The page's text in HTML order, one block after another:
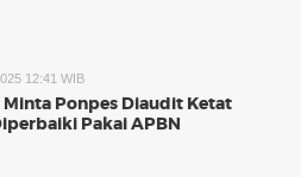
12:41 WIB
Minta Ponpes Diaudit Ketat
Pakai APBN